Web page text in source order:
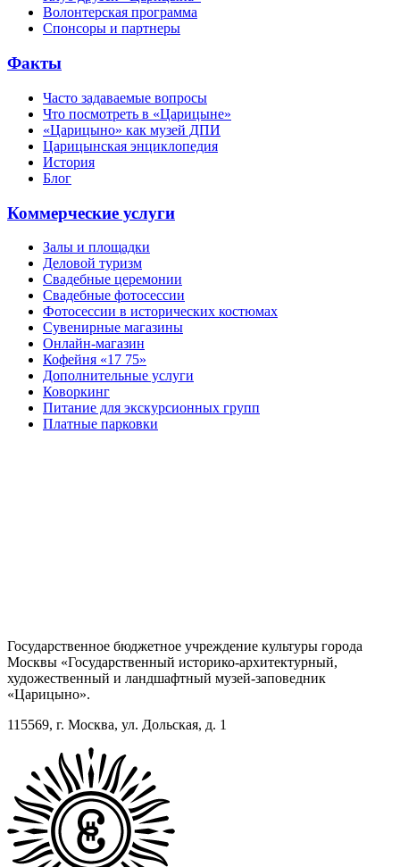
Волонтерская программа
Спонсоры и партнеры
Факты
Часто задаваемые вопросы
Что посмотреть в «Царицыне»
«Царицыно» как музей ДПИ
Царицынская энциклопедия
История
Блог
Коммерческие услуги
Залы и площадки
Деловой туризм
Свадебные церемонии
Свадебные фотосессии
Фотосессии в исторических костюмах
Сувенирные магазины
Онлайн-магазин
Кофейня «17 75»
Дополнительные услуги
Коворкинг
Питание для экскурсионных групп
Платные парковки
Государственное бюджетное учреждение культуры города
Москвы «Государственный историко-архитектурный,
художественный и ландшафтный музей-заповедник
«Царицыно».
115569, г. Москва, ул. Дольская, д. 1